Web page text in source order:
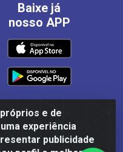
e de
experiência
publicidade
Baixe já
nosso APP
de Alimentos LTDA -
Galpão - Santa Rosa,
03.504.437/0001-50